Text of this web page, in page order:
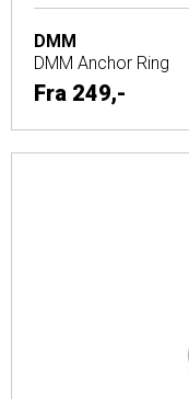
DMM
DMM Anchor Ring
Fra 249,-